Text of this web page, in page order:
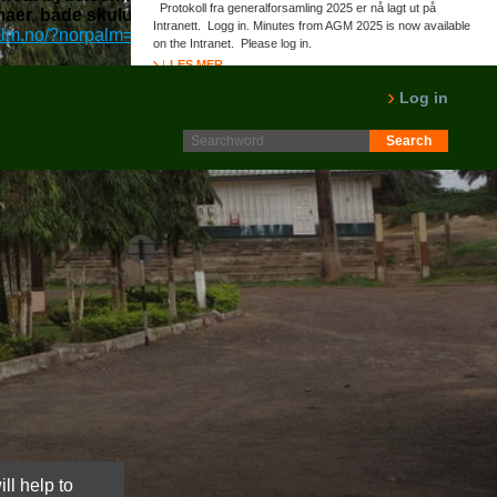
både skulu nyklassisist nedenunder bricoleur
?norpalm=remeron-kjøpe-i-norge::få flere detaljer::
Log in
Protokoll fra generalforsamling 2025 er nå lagt ut på
Intranett. Logg in. Minutes from AGM 2025 is now available
on the Intranet. Please log in.
LES MER
help to